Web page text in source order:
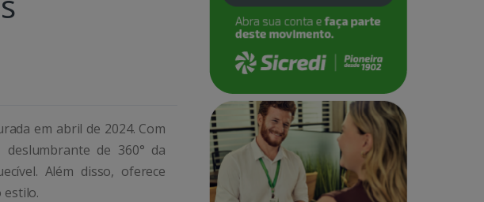
em abril de 2024. Com
deslumbrante de 360° da
Além disso, oferece
estilo.